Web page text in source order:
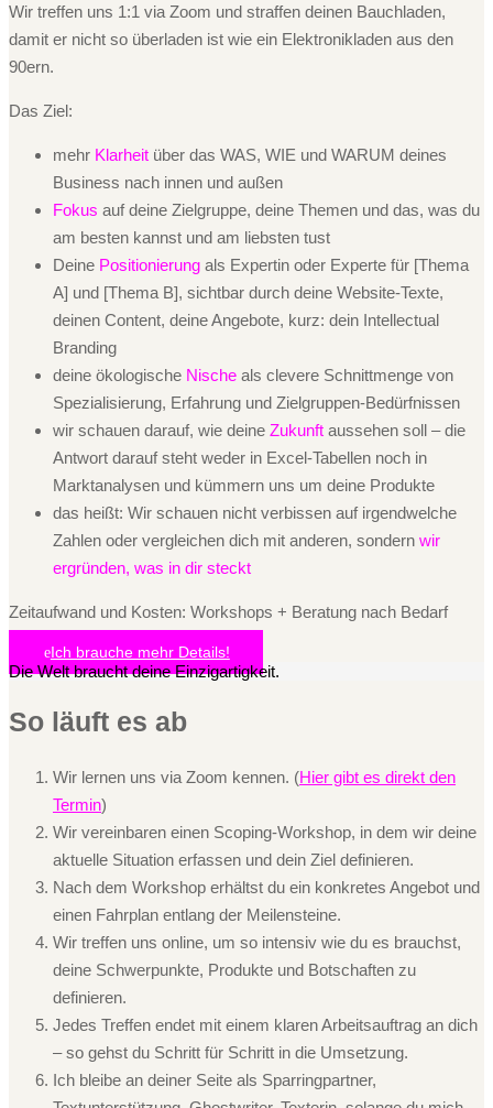
Wir treffen uns 1:1 via Zoom und straffen deinen Bauchladen,
damit er nicht so überladen ist wie ein Elektronikladen aus den
90ern.
Das Ziel:
mehr Klarheit über das WAS, WIE und WARUM deines
Business nach innen und außen
Fokus auf deine Zielgruppe, deine Themen und das, was du
am besten kannst und am liebsten tust
Deine Positionierung als Expertin oder Experte für [Thema
A] und [Thema B], sichtbar durch deine Website-Texte,
deinen Content, deine Angebote, kurz: dein Intellectual
Branding
deine ökologische Nische als clevere Schnittmenge von
Spezialisierung, Erfahrung und Zielgruppen-Bedürfnissen
wir schauen darauf, wie deine Zukunft aussehen soll – die
Antwort darauf steht weder in Excel-Tabellen noch in
Marktanalysen und kümmern uns um deine Produkte
das heißt: Wir schauen nicht verbissen auf irgendwelche
Zahlen oder vergleichen dich mit anderen, sondern wir
ergründen, was in dir steckt
Zeitaufwand und Kosten: Workshops + Beratung nach Bedarf
Ich brauche mehr Details!
Die Welt braucht deine Einzigartigkeit.
So läuft es ab
Wir lernen uns via Zoom kennen. (Hier gibt es direkt den
Termin)
Wir vereinbaren einen Scoping-Workshop, in dem wir deine
aktuelle Situation erfassen und dein Ziel definieren.
Nach dem Workshop erhältst du ein konkretes Angebot und
einen Fahrplan entlang der Meilensteine.
Wir treffen uns online, um so intensiv wie du es brauchst,
deine Schwerpunkte, Produkte und Botschaften zu
definieren.
Jedes Treffen endet mit einem klaren Arbeitsauftrag an dich
– so gehst du Schritt für Schritt in die Umsetzung.
Ich bleibe an deiner Seite als Sparringpartner,